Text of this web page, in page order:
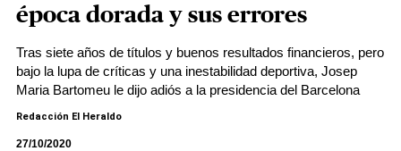
época dorada y sus errores
Tras siete años de títulos y buenos resultados financieros, pero
bajo la lupa de críticas y una inestabilidad deportiva, Josep
Maria Bartomeu le dijo adiós a la presidencia del Barcelona
Redacción El Heraldo
27/10/2020